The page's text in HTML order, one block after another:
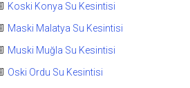
Koski Konya Su Kesintisi
Maski Malatya Su Kesintisi
Muski Muğla Su Kesintisi
Oski Ordu Su Kesintisi